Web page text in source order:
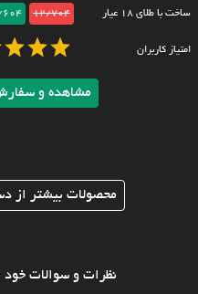
ساخت با طلای ۱۸ عیار 12/704
604
امتیاز کاربران
مشاهده و
محصولات بیشتر از
نظرات و سوالات خود